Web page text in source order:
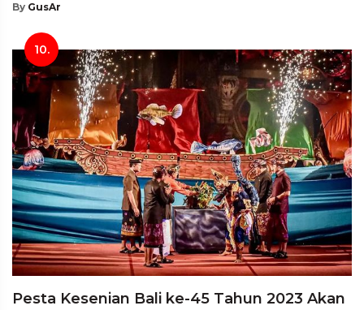
By GusAr
10.
Pesta Kesenian Bali ke-45 Tahun 2023 Akan